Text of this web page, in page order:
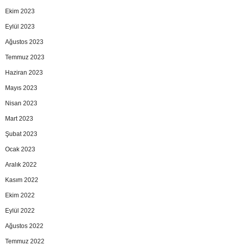
Ekim 2023
Eylül 2023
Ağustos 2023
Temmuz 2023
Haziran 2023
Mayıs 2023
Nisan 2023
Mart 2023
Şubat 2023
Ocak 2023
Aralık 2022
Kasım 2022
Ekim 2022
Eylül 2022
Ağustos 2022
Temmuz 2022